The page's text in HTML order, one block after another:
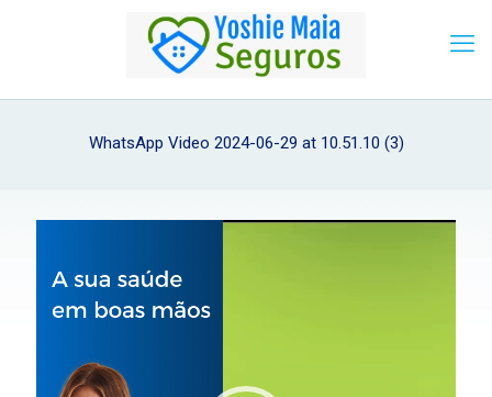
WhatsApp Video 2024-06-29 at 10.51.10 (3)
vídeo